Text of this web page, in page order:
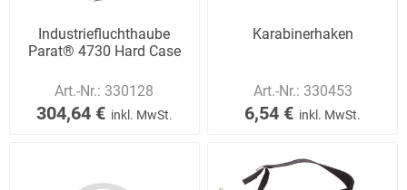
Industriefluchthaube
Parat® 4730 Hard Case
Art.-Nr.: 330128
304,64 € inkl. MwSt.
Karabinerhaken
Art.-Nr.: 330453
6,54 € inkl. MwSt.